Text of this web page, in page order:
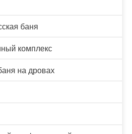
баня
комплекс
на дровах